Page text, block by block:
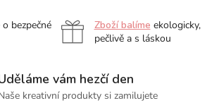
bezpečné
Zboží balíme ekologicky,
pečlivě a s láskou
vám hezčí den
kreativní produkty si zamilujete